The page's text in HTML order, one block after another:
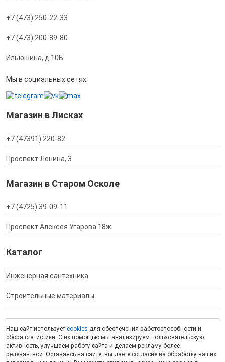
+7 (473) 250-22-33
+7 (473) 200-89-80
Ильюшина, д.10Б
Мы в социальных сетях:
Магазин в Лисках
+7 (47391) 220-82
Проспект Ленина, 3
Магазин в Старом Осколе
+7 (4725) 39-09-11
Проспект Алексея Угарова 18ж
Каталог
Инженерная сантехника
Строительные материалы
Наш сайт использует cookies для обеспечения работоспособности и
сбора статистики. С их помощью мы анализируем пользовательскую
активность, улучшаем работу сайта и делаем рекламу более
релевантной. Оставаясь на сайте, вы даете согласие на обработку ваших